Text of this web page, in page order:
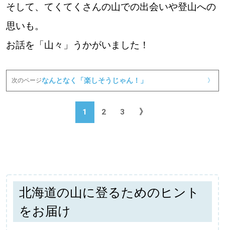
そして、てくてくさんの山での出会いや登山への
思いも。
お話を「山々」うかがいました！
次のページなんとなく「楽しそうじゃん！」 》
1 2 3 》
北海道の山に登るためのヒント
をお届け